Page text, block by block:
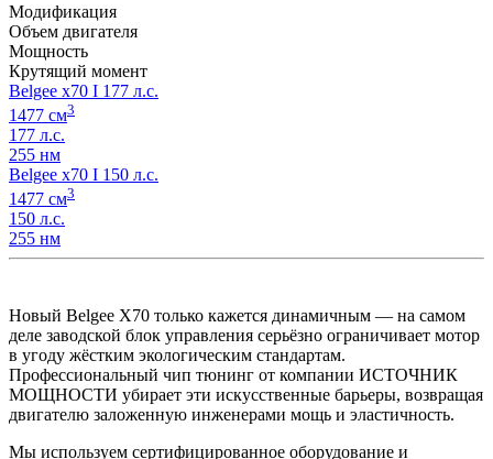
Модификация
Объем двигателя
Мощность
Крутящий момент
Belgee x70 I 177 л.с.
1477 см3
177 л.с.
255 нм
Belgee x70 I 150 л.с.
1477 см3
150 л.с.
255 нм
Новый Belgee X70 только кажется динамичным — на самом
деле заводской блок управления серьёзно ограничивает мотор
в угоду жёстким экологическим стандартам.
Профессиональный чип тюнинг от компании ИСТОЧНИК
МОЩНОСТИ убирает эти искусственные барьеры, возвращая
двигателю заложенную инженерами мощь и эластичность.
Мы используем сертифицированное оборудование и